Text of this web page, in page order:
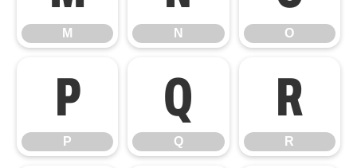
M N O
P
P
Q
Q
R
R